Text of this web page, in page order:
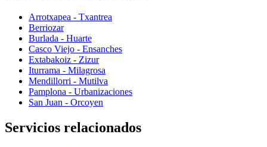
Arrotxapea - Txantrea
Berriozar
Burlada - Huarte
Casco Viejo - Ensanches
Extabakoiz - Zizur
Iturrama - Milagrosa
Mendillorri - Mutilva
Pamplona - Urbanizaciones
San Juan - Orcoyen
Servicios relacionados